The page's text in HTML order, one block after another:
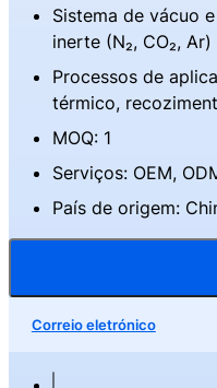
Sistema de vácuo
inerte (N₂, CO₂, Ar)
Processos de
térmico,
MOQ: 1
Serviços: OEM,
País de origem:
Correio eletrónico